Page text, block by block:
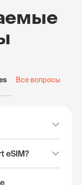
Все вопросы
eSIM?